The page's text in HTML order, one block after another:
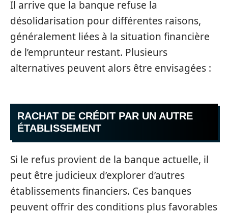
Il arrive que la banque refuse la
désolidarisation pour différentes raisons,
généralement liées à la situation financière
de l’emprunteur restant. Plusieurs
alternatives peuvent alors être envisagées :
RACHAT DE CRÉDIT PAR UN AUTRE
ÉTABLISSEMENT
Si le refus provient de la banque actuelle, il
peut être judicieux d’explorer d’autres
établissements financiers. Ces banques
peuvent offrir des conditions plus favorables